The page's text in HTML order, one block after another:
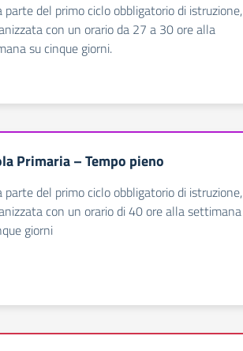
parte del primo ciclo obbligatorio di istruzione,
con un orario da 27 a 30 ore alla
su cinque giorni.
Primaria – Tempo pieno
parte del primo ciclo obbligatorio di istruzione,
con un orario di 40 ore alla settimana
giorni